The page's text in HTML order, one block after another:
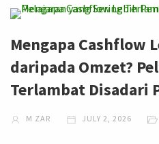
Mengapa Cashflow
daripada Omzet?
Terlambat Disadari
M ZAR JULY 2, 2026